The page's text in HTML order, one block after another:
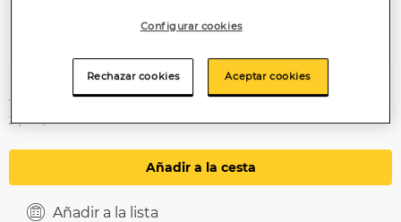
3
31,58€/kilo
Añadir a la cesta
Añadir a la lista
Configurar cookies
Rechazar cookies Aceptar cookies